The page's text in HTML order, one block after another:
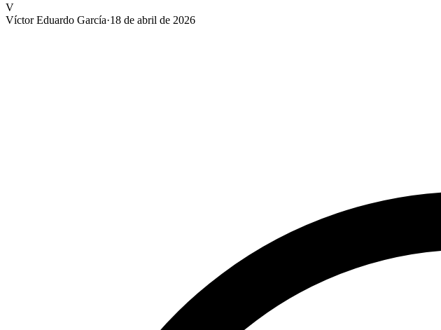
V
Víctor Eduardo García·18 de abril de 2026